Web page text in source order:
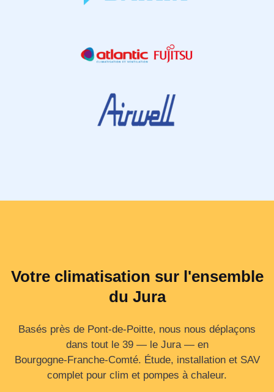
Votre climatisation sur l'ensemble
du Jura
Basés près de Pont-de-Poitte, nous nous déplaçons
dans tout le 39 — le Jura — en
Bourgogne‑Franche‑Comté. Étude, installation et SAV
complet pour clim et pompes à chaleur.